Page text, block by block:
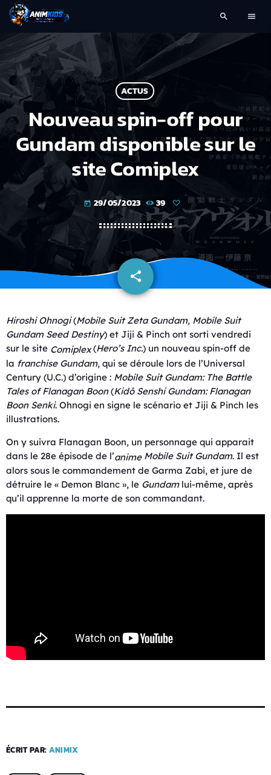
search menu
ACTUS
Nouveau spin-off pour
Gundam disponible sur le
site Comiplex
today 29/05/2023 39
share
email
Hiroshi Ohnogi(Mobile Suit Zeta Gundam, Mobile Suit
Gundam Seed Destiny) et Jiji & Pinch ont sorti vendredi
sur le site Comiplex(Hero’s Inc.) un nouveau spin-off de
la franchise Gundam, qui se déroule lors de l’Universal
Century (U.C.) d’origine : Mobile Suit Gundam: The Battle
Tales of Flanagan Boon(Kidô SenshiGundam: Flanagan
Boon Senki. Ohnogi en signe le scénario et Jiji & Pinch les
illustrations.
On y suivra Flanagan Boon, un personnage qui apparait
dans le 28e épisode de l’anime Mobile Suit Gundam. Il est
alors sous le commandement de Garma Zabi, et jure de
détruire le « Demon Blanc », le Gundamlui-même, après
qu’il apprenne la morte de son commandant.
ÉCRIT PAR: ANIMIX